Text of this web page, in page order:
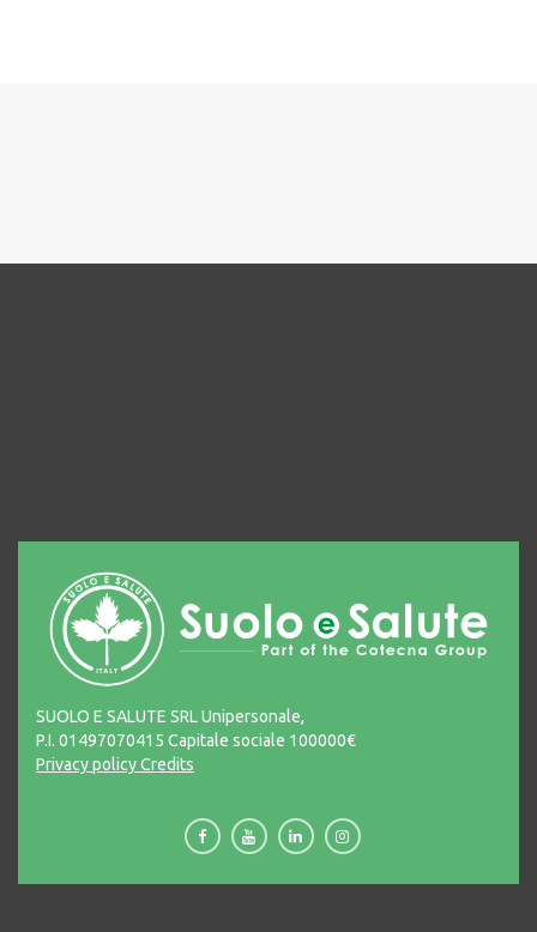
SUOLO E SALUTE SRL Unipersonale,
P.I. 01497070415 Capitale sociale 100000€
Privacy policyCredits